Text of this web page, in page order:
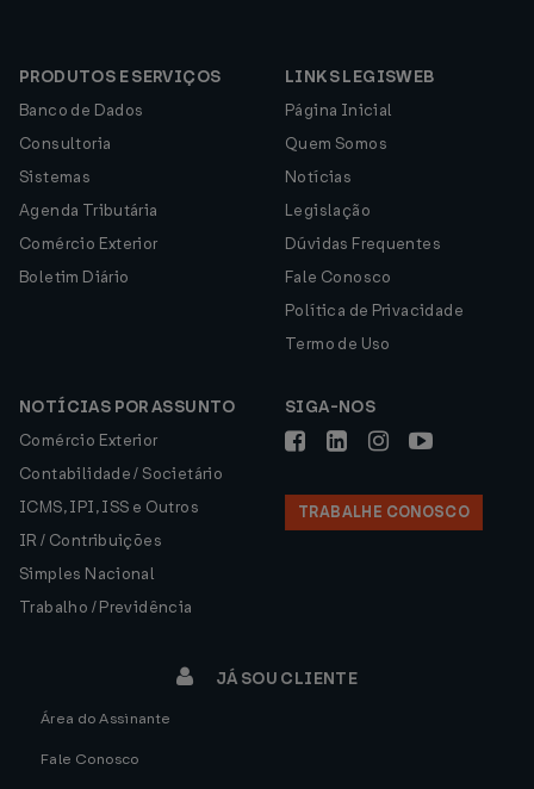
PRODUTOS E SERVIÇOS
Banco de Dados
Consultoria
Sistemas
Agenda Tributária
Comércio Exterior
Boletim Diário
LINKS LEGISWEB
Página Inicial
Quem Somos
Notícias
Legislação
Dúvidas Frequentes
Fale Conosco
Política de Privacidade
Termo de Uso
NOTÍCIAS POR ASSUNTO
Comércio Exterior
Contabilidade / Societário
ICMS, IPI, ISS e Outros
IR / Contribuições
Simples Nacional
Trabalho / Previdência
SIGA-NOS
TRABALHE CONOSCO
JÁ SOU CLIENTE
Área do Assinante
Fale Conosco